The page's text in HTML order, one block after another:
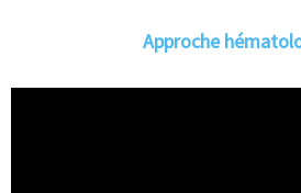
Approche